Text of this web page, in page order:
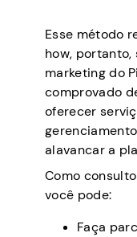
Esse método
how, portanto,
marketing do
comprovado
oferecer
alavancar a
Como
você pode:
Faça